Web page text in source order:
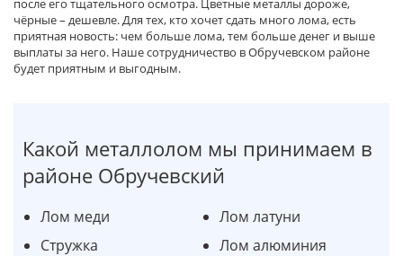
чёрные – дешевле. Для тех, кто хочет сдать много лома, есть
приятная новость: чем больше лома, тем больше денег и выше
выплаты за него. Наше сотрудничество в Обручевском районе
будет приятным и выгодным.
Какой металлолом мы принимаем в
районе Обручевский
Лом меди
Лом латуни
Стружка
Лом алюминия